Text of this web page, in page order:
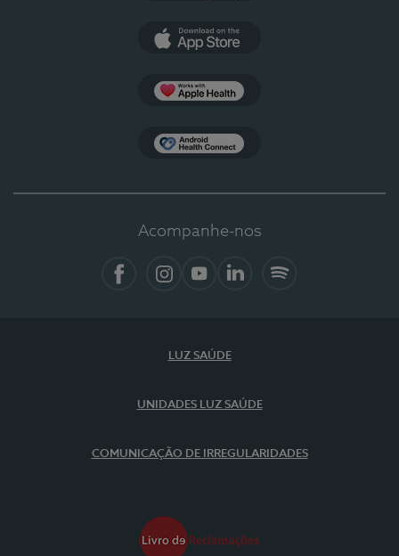
Acompanhe-nos
LUZ SAÚDE
UNIDADES LUZ SAÚDE
COMUNICAÇÃO DE IRREGULARIDADES